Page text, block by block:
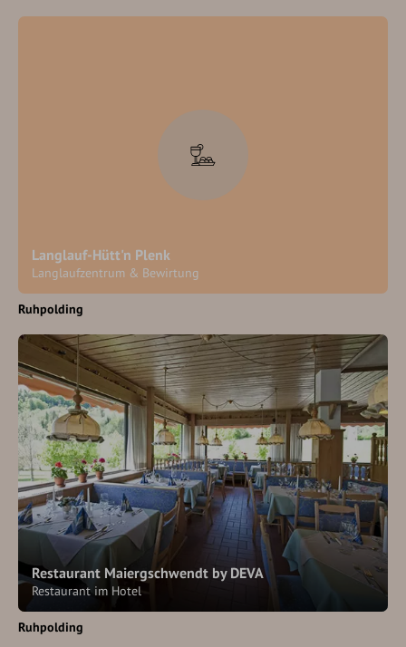
Langlauf-Hütt'n Plenk
Langlaufzentrum & Bewirtung
Ruhpolding
Restaurant Maiergschwendt by DEVA
Restaurant im Hotel
Ruhpolding